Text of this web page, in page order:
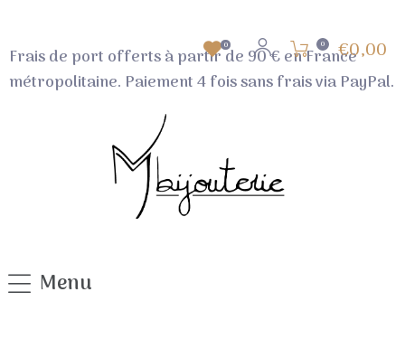
0 0 €0,00
Frais de port offertsà partir de 90 €en France
métropolitaine. Paiement 4 fois sans frais via PayPal.
Menu